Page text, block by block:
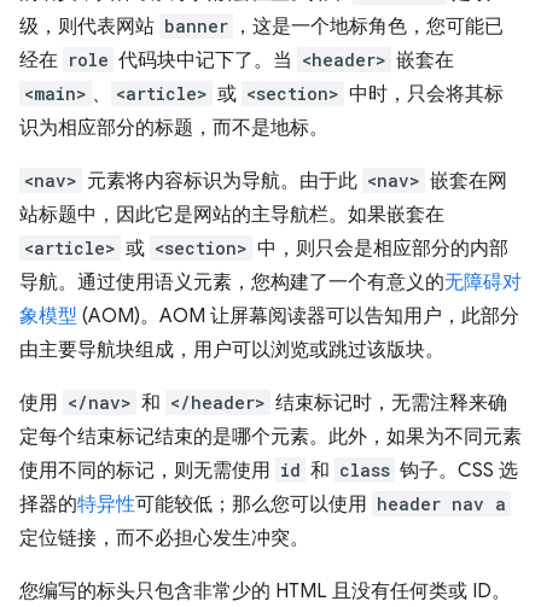
级，则代表网站 banner ，这是一个地标角色，您可能已
经在 role 代码块中记下了。当 <header> 嵌套在
<main> 、 <article> 或 <section> 中时，只会将其标
识为相应部分的标题，而不是地标。
<nav> 元素将内容标识为导航。由于此 <nav> 嵌套在网
站标题中，因此它是网站的主导航栏。如果嵌套在
<article> 或 <section> 中，则只会是相应部分的内部
导航。通过使用语义元素，您构建了一个有意义的无障碍对
象模型 (AOM)。AOM 让屏幕阅读器可以告知用户，此部分
由主要导航块组成，用户可以浏览或跳过该版块。
使用 </nav> 和 </header> 结束标记时，无需注释来确
定每个结束标记结束的是哪个元素。此外，如果为不同元素
使用不同的标记，则无需使用 id 和 class 钩子。CSS 选
择器的特异性可能较低；那么您可以使用 header nav a
定位链接，而不必担心发生冲突。
您编写的标头只包含非常少的 HTML 且没有任何类或 ID。